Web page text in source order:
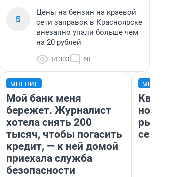
5
Цены на бензин на краевой
сети заправок в Красноярске
внезапно упали больше чем
на 20 рублей
14 303 60
МНЕНИЕ
Мой банк меня
бережет. Журналист
хотела снять 200
тысяч, чтобы погасить
кредит, — к ней домой
приехала служба
безопасности
но